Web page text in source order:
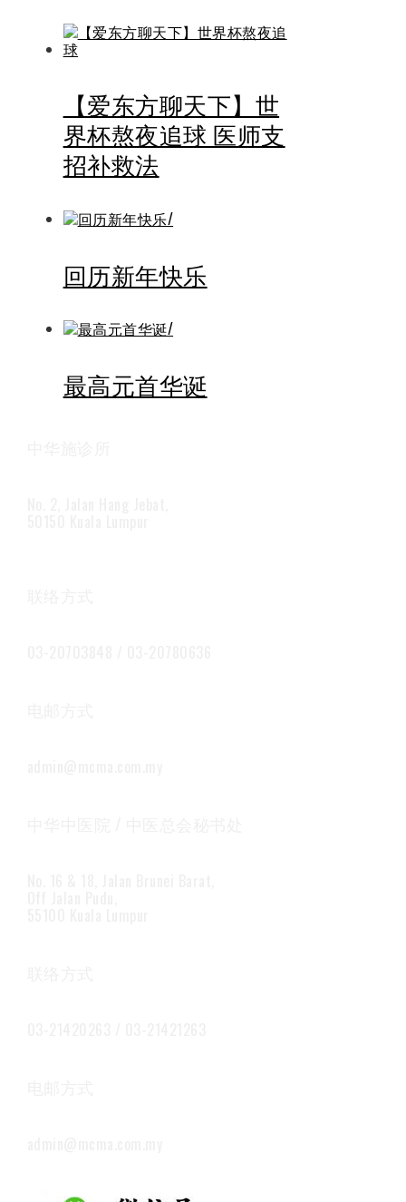
【爱东方聊天下】世
界杯熬夜追球 医师支
招补救法
回历新年快乐
最高元首华诞